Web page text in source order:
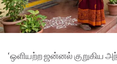
‘ஒளியற்ற ஜன்னல் குறுகிய